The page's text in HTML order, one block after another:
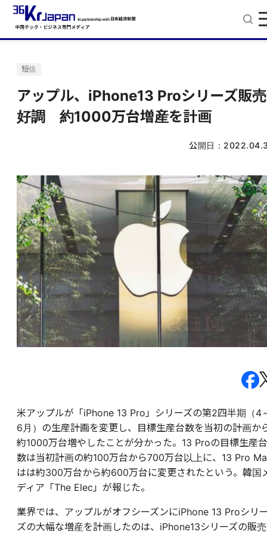
短信
アップル、iPhone13 Proシリーズ販売
好調 約1000万台増産を計画
公開日：
米アップルが「iPhone 13 Pro」シリーズの第2四半期（4
6月）の生産計画を変更し、目標生産台数を当初の計画か
約1000万台増やしたことが分かった。13 Proの目標生産台
数は当初計画の約100万台から700万台以上に、13 Pro
はは約300万台から約600万台に変更されたという。韓国
ディア「The Elec」が報じた。
業界では、アップルがオフシーズンにiPhone 13 Proシリ
ズの大幅な増産を計画したのは、iPhone13シリーズの販売